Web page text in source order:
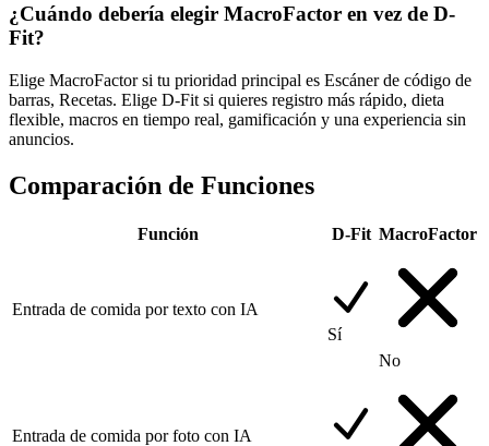
¿Cuándo debería elegir MacroFactor en vez de D-
Fit?
Elige MacroFactor si tu prioridad principal es Escáner de código de
barras, Recetas. Elige D-Fit si quieres registro más rápido, dieta
flexible, macros en tiempo real, gamificación y una experiencia sin
anuncios.
Comparación de Funciones
Función D-Fit MacroFactor
Entrada de comida por texto con IA
Sí
No
Entrada de comida por foto con IA